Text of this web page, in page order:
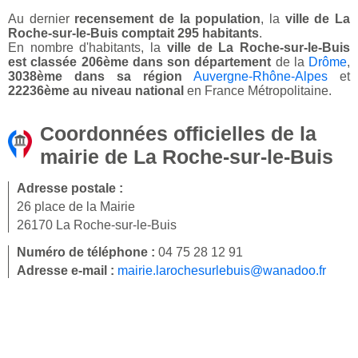
Au dernier recensement de la population, la ville de La
Roche-sur-le-Buis comptait 295 habitants.
En nombre d'habitants, la ville de La Roche-sur-le-Buis
est classée 206ème dans son département de la Drôme,
3038ème dans sa région
Auvergne-Rhône-Alpes et
22236ème au niveau national en France Métropolitaine.
Coordonnées officielles de la
mairie de La Roche-sur-le-Buis
Adresse postale :
26 place de la Mairie
26170 La Roche-sur-le-Buis
Numéro de téléphone : 04 75 28 12 91
Adresse e-mail : mairie.larochesurlebuis@wanadoo.fr